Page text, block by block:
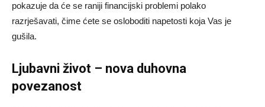
pokazuje da će se raniji financijski problemi polako
razrješavati, čime ćete se osloboditi napetosti koja Vas je
gušila.
Ljubavni život – nova duhovna
povezanost